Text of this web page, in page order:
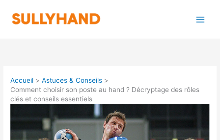
contenu
Accueil
Astuces & Conseils
Comment choisir son poste au hand ? Décryptage des rôles
clés et conseils essentiels